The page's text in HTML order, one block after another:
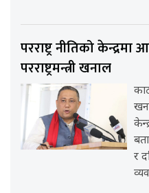
परराष्ट्र नीतिको
परराष्ट्रमन्त्री खनाल
र